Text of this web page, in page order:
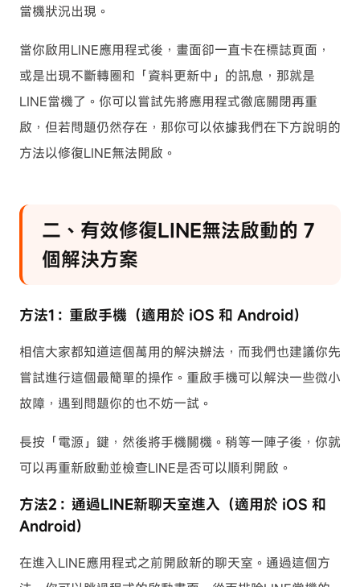
當機狀況出現。
當你啟用LINE應用程式後，畫面卻一直卡在標誌頁面，
或是出現不斷轉圈和「資料更新中」的訊息，那就是
LINE當機了。你可以嘗試先將應用程式徹底關閉再重
啟，但若問題仍然存在，那你可以依據我們在下方說明的
方法以修復LINE無法開啟。
二、有效修復LINE無法啟動的 7
個解決方案
方法1：重啟手機（適用於 iOS 和 Android）
相信大家都知道這個萬用的解決辦法，而我們也建議你先
嘗試進行這個最簡單的操作。重啟手機可以解決一些微小
故障，遇到問題你的也不妨一試。
長按「電源」鍵，然後將手機關機。稍等一陣子後，你就
可以再重新啟動並檢查LINE是否可以順利開啟。
方法2：通過LINE新聊天室進入（適用於 iOS 和
Android）
在進入LINE應用程式之前開啟新的聊天室。通過這個方